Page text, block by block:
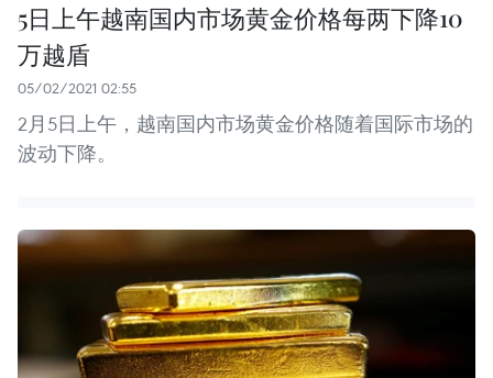
5日上午越南国内市场黄金价格每两下降10
万越盾
05/02/2021 02:55
2月5日上午，越南国内市场黄金价格随着国际市场的
波动下降。